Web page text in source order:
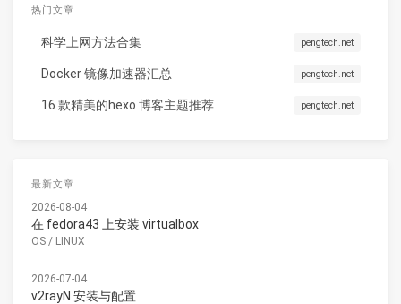
热门文章
科学上网方法合集 pengtech.net
Docker 镜像加速器汇总 pengtech.net
16 款精美的hexo 博客主题推荐 pengtech.net
最新文章
2026-08-04
在 fedora43 上安装 virtualbox
OS / LINUX
2026-07-04
v2rayN 安装与配置